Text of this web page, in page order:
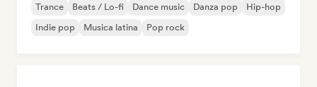
Trance Beats / Lo-fi Dance music Danza pop
Hip-hop
Indie pop
Musica latina Pop rock